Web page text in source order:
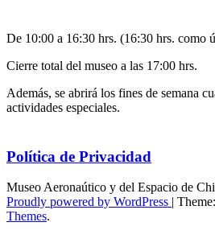
De 10:00 a 16:30 hrs. (16:30 hrs. como
Cierre total del museo a las 17:00 hrs.
Además, se abrirá los fines de semana
actividades especiales.
Política de Privacidad
Museo Aeronaútico y del Espacio de
Proudly powered by WordPress |
Themes.